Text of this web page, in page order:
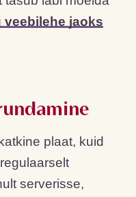
jaoks
plaat, kuid
serverisse,